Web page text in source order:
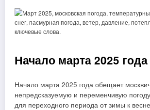
Начало марта 2025
Начало марта 2025 года обещает
непредсказуемую и переменчивую
для переходного периода от зимы к